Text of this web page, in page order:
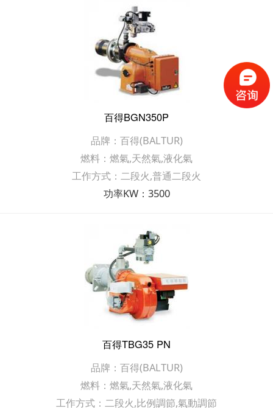
百得BGN350P
品牌：百得(BALTUR)
燃料：燃氣,天然氣,液化氣
工作方式：二段火,普通二段火
功率KW：3500
百得TBG35 PN
品牌：百得(BALTUR)
燃料：燃氣,天然氣,液化氣
工作方式：二段火,比例調節,氣動調節